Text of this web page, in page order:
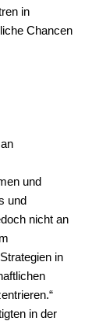
in
Chancen
und
und
nicht an
in
in der